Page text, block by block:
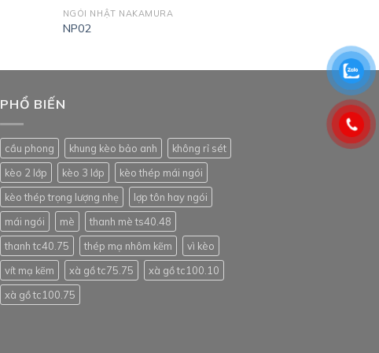
NGÓI NHẬT NAKAMURA
NP02
PHỔ BIẾN
cầu phong khung kèo bảo anh
không rỉ sét
kèo 2 lớp
kèo 3 lớp
kèo thép mái ngói
kèo thép trọng lượng nhẹ
lợp tôn hay ngói
mái ngói
mè
thanh mè ts40.48
thanh tc40.75
thép mạ nhôm kẽm
vì kèo
vít mạ kẽm
xà gồ tc75.75
xà gồ tc100.10
xà gồ tc100.75